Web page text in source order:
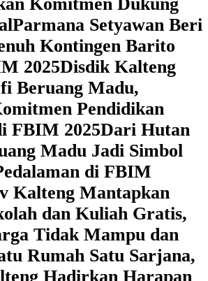
Parmana Setyawan Beri
Kontingen Barito
2025Disdik Kalteng
Beruang Madu,
Pendidikan
FBIM 2025‎Dari Hutan
Madu Jadi Simbol
di FBIM
Kalteng Mantapkan
dan Kuliah Gratis,
Tidak Mampu dan
Rumah Satu Sarjana,
Hadirkan Harapan